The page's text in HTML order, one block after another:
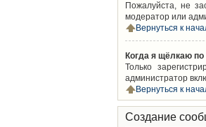
Пожалуйста, не
модератор или
Вернуться к
Когда я щёлкаю
Только
администратор
Вернуться к
Создание